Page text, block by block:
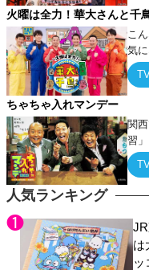
人気ランキング
は
ッ
火曜は全力！華大さんと千
こ
気
ー！
ちゃちゃ入れマンデー
関
習
る
て